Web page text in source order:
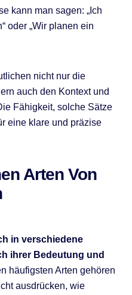
kann man sagen: „Ich
oder „Wir planen ein
nicht nur die
auch den Kontext und
Fähigkeit, solche Sätze
eine klare und präzise
Arten Von
in verschiedene
ihrer Bedeutung und
häufigsten Arten gehören
ausdrücken, wie